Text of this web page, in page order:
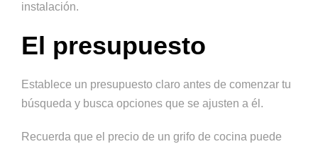
instalación.
El presupuesto
Establece un presupuesto claro antes de comenzar tu
búsqueda y busca opciones que se ajusten a él.
Recuerda que el precio de un grifo de cocina puede